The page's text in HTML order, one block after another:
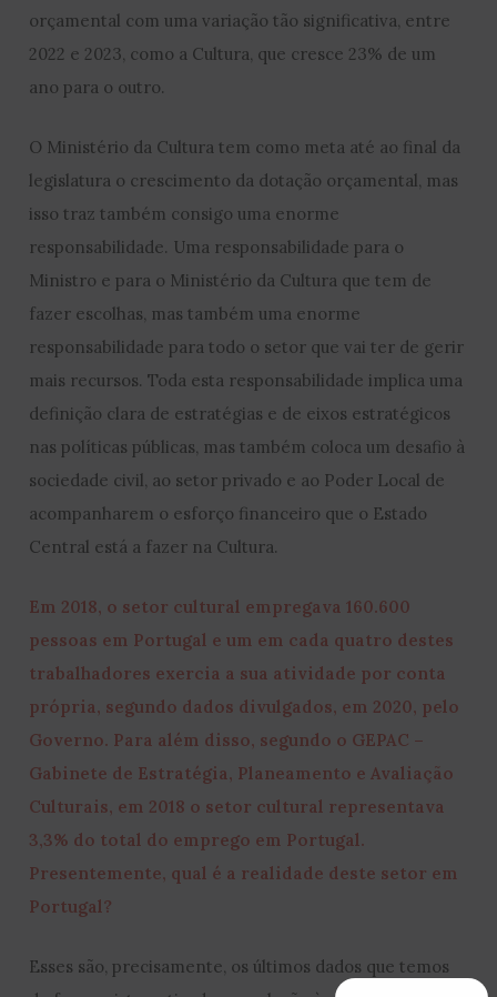
orçamental com uma variação tão significativa, entre
2022 e 2023, como a Cultura, que cresce 23% de um
ano para o outro.
O Ministério da Cultura tem como meta até ao final da
legislatura o crescimento da dotação orçamental, mas
isso traz também consigo uma enorme
responsabilidade. Uma responsabilidade para o
Ministro e para o Ministério da Cultura que tem de
fazer escolhas, mas também uma enorme
responsabilidade para todo o setor que vai ter de gerir
mais recursos. Toda esta responsabilidade implica uma
definição clara de estratégias e de eixos estratégicos
nas políticas públicas, mas também coloca um desafio à
sociedade civil, ao setor privado e ao Poder Local de
acompanharem o esforço financeiro que o Estado
Central está a fazer na Cultura.
Em 2018, o setor cultural empregava 160.600
pessoas em Portugal e um em cada quatro destes
trabalhadores exercia a sua atividade por conta
própria, segundo dados divulgados, em 2020, pelo
Governo. Para além disso, segundo o GEPAC –
Gabinete de Estratégia, Planeamento e Avaliação
Culturais, em 2018 o setor cultural representava
3,3% do total do emprego em Portugal.
Presentemente, qual é a realidade deste setor em
Portugal?
Esses são, precisamente, os últimos dados que temos